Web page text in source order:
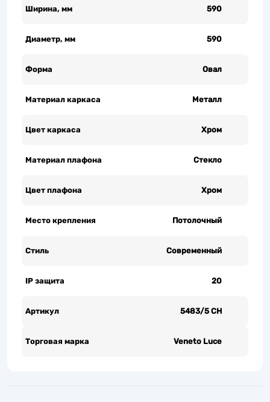
Ширина, мм 590
Диаметр, мм 590
Форма Овал
Материал каркаса Металл
Цвет каркаса Хром
Материал плафона Стекло
Цвет плафона Хром
Место крепления Потолочный
Стиль Современный
IP защита 20
Артикул 5483/5 CH
Торговая марка Veneto Luce